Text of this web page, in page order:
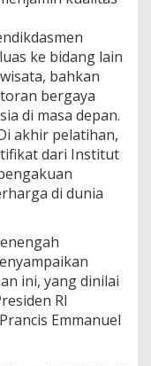
ke bidang lain
bahkan
bergaya
di masa depan.
akhir pelatihan,
dari Institut
di dunia
ini, yang dinilai
RI
Emmanuel